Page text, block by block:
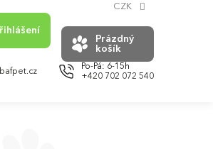
+420 702 072 540
CZK
NÁKUPNÍ
KOŠÍK
Prázdný
košík